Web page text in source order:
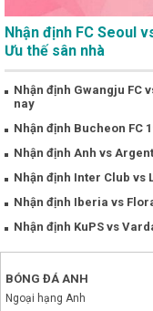
Nhận định FC Seoul
Ưu thế sân nhà
Nhận định Gwangju FC
nay
Nhận định Bucheon FC
Nhận định Anh vs
Nhận định Inter Club vs
Nhận định Iberia vs
Nhận định KuPS vs
BÓNG ĐÁ ANH
Ngoại hạng Anh